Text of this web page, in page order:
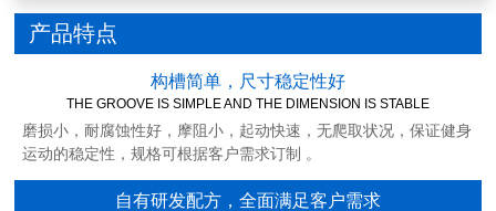
产品特点
构槽简单，尺寸稳定性好
THE GROOVE IS SIMPLE AND THE DIMENSION IS STABLE
磨损小，耐腐蚀性好，摩阻小，起动快速，无爬取状况，保证健身
运动的稳定性，规格可根据客户需求订制 。
自有研发配方，全面满足客户需求